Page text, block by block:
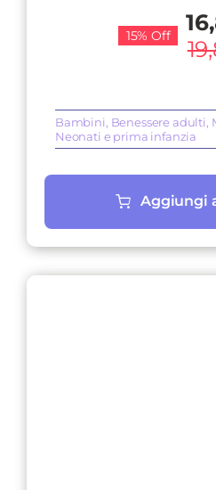
15% Off
Bambini, Benessere adulti,
Neonati e prima infanzia
Aggiungi